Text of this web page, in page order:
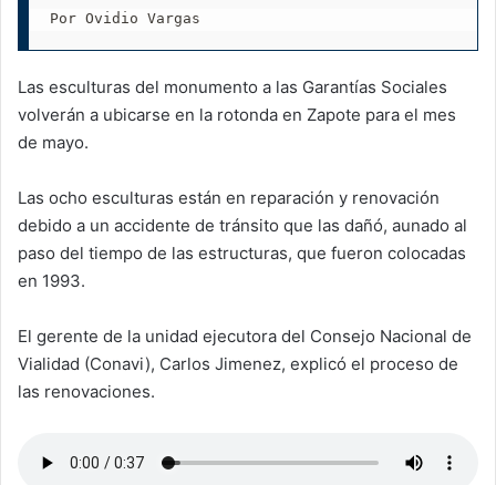
Por Ovidio Vargas
Las esculturas del monumento a las Garantías Sociales
volverán a ubicarse en la rotonda en Zapote para el mes
de mayo.
Las ocho esculturas están en reparación y renovación
debido a un accidente de tránsito que las dañó, aunado al
paso del tiempo de las estructuras, que fueron colocadas
en 1993.
El gerente de la unidad ejecutora del Consejo Nacional de
Vialidad (Conavi), Carlos Jimenez, explicó el proceso de
las renovaciones.